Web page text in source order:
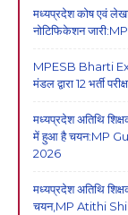
मध्यप्रदेश कोष एवं लेखा
नोटिफिकेशन
MPESB Bharti
मंडल द्वारा 12 भर्ती
मध्यप्रदेश अतिथि
में हुआ है चयन:MP
2026
मध्यप्रदेश अतिथि
चयन,MP Atithi